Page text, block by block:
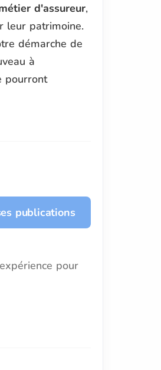
d'assureur,
leur patrimoine.
démarche de
à
pourront
publications
pour